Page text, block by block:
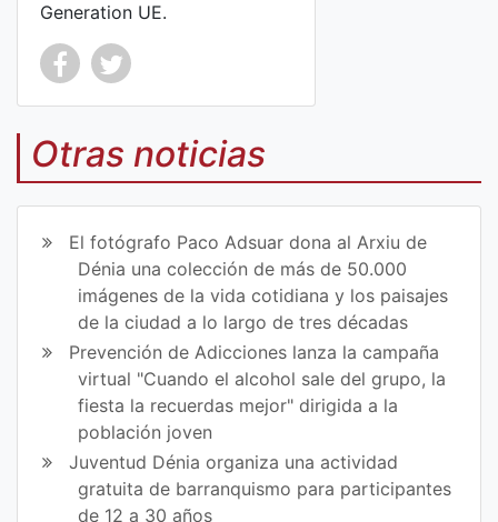
Generation UE.
Co
mp
art
en
Fa
ce
bo
ok
Co
mp
art
ir
en
Tw
itt
er
Otras noticias
El fotógrafo Paco Adsuar dona al Arxiu de
Dénia una colección de más de 50.000
imágenes de la vida cotidiana y los paisajes
de la ciudad a lo largo de tres décadas
Prevención de Adicciones lanza la campaña
virtual "Cuando el alcohol sale del grupo, la
fiesta la recuerdas mejor" dirigida a la
población joven
Juventud Dénia organiza una actividad
gratuita de barranquismo para participantes
de 12 a 30 años